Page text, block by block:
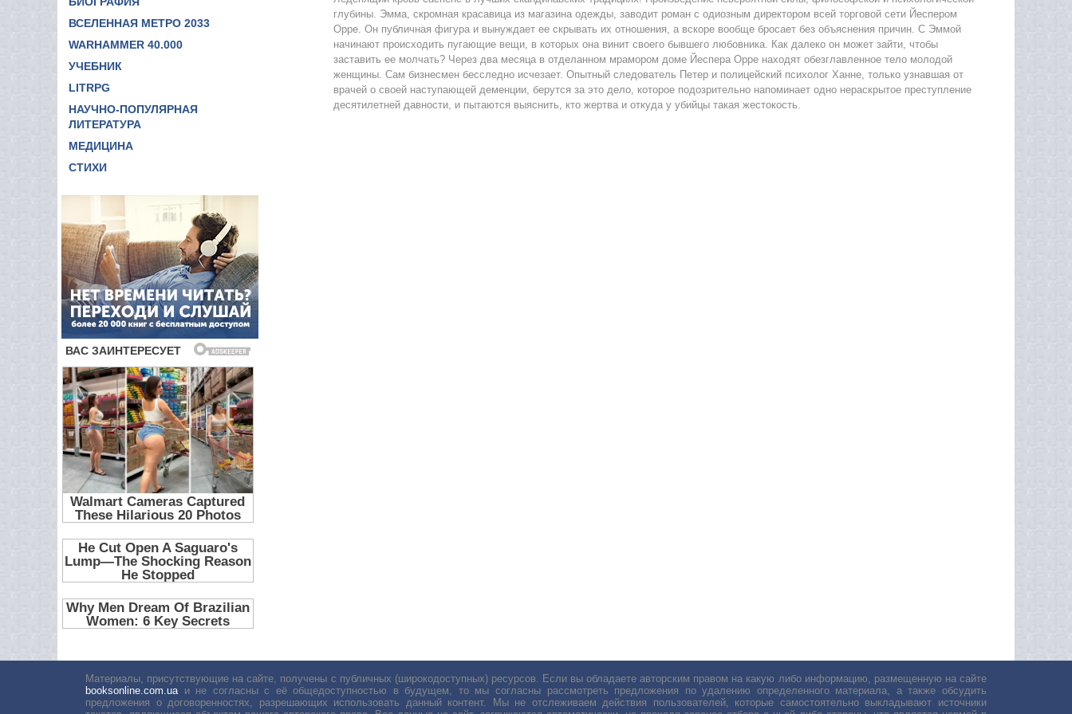
ВСЕЛЕННАЯ МЕТРО 2033
WARHAMMER 40.000
УЧЕБНИК
LITRPG
НАУЧНО-ПОПУЛЯРНАЯ
ЛИТЕРАТУРА
МЕДИЦИНА
СТИХИ
глубины. Эмма, скромная красавица из магазина одежды, заводит роман с одиозным директором всей торговой сети Йеспером
Орре. Он публичная фигура и вынуждает ее скрывать их отношения, а вскоре вообще бросает без объяснения причин. С Эммой
начинают происходить пугающие вещи, в которых она винит своего бывшего любовника. Как далеко он может зайти, чтобы
заставить ее молчать? Через два месяца в отделанном мрамором доме Йеспера Орре находят обезглавленное тело молодой
женщины. Сам бизнесмен бесследно исчезает. Опытный следователь Петер и полицейский психолог Ханне, только узнавшая от
врачей о своей наступающей деменции, берутся за это дело, которое подозрительно напоминает одно нераскрытое преступление
десятилетней давности, и пытаются выяснить, кто жертва и откуда у убийцы такая жестокость.
Материалы, присутствующие на сайте, получены с публичных (широкодоступных) ресурсов. Если вы обладаете авторским правом на какую либо информацию, размещенную на сайте
booksonline.com.uaи не согласны с её общедоступностью в будущем, то мы согласны рассмотреть предложения по удалению определенного материала, а также обсудить
предложения о договоренностях, разрешающих использовать данный контент. Мы не отслеживаем действия пользователей, которые самостоятельно выкладывают источники